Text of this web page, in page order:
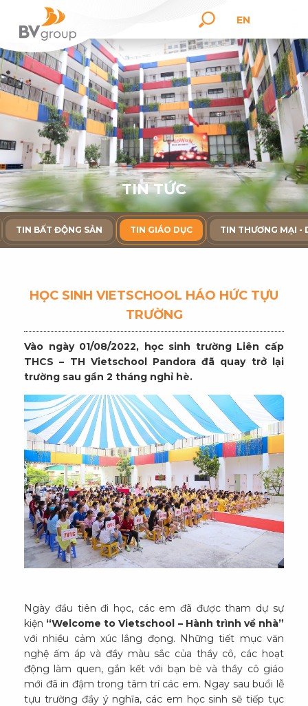
EN
TIN TỨC
TIN BẤT ĐỘNG SẢN TIN GIÁO DỤC TIN THƯƠNG MẠI -
HỌC SINH VIETSCHOOL HÁO HỨC TỰU
TRƯỜNG
Vào ngày 01/08/2022, học sinh trường Liên cấp
THCS – TH Vietschool Pandora đã quay trở lại
trường sau gần 2 tháng nghỉ hè.
Ngày đầu tiên đi học, các em đã được tham dự sự
kiện “Welcome to Vietschool – Hành trình về nhà”
với nhiều cảm xúc lắng đọng. Những tiết mục văn
nghệ ấm áp và đầy màu sắc của thầy cô, các hoạt
động làm quen, gắn kết với bạn bè và thầy cô giáo
mới đã in đậm trong tâm trí các em. Ngay sau buổi lễ
tựu trường đầy ý nghĩa, các em học sinh sẽ tiếp tục